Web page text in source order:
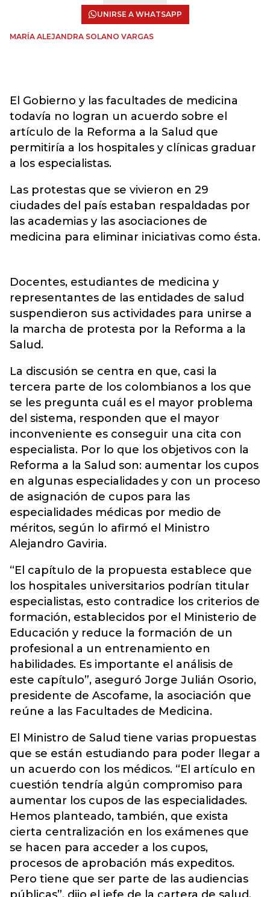
UNIRSE A WHATSAPP
MARÍA ALEJANDRA SOLANO VARGAS
El Gobierno y las facultades de medicina
todavía no logran un acuerdo sobre el
artículo de la Reforma a la Salud que
permitiría a los hospitales y clínicas graduar
a los especialistas.
Las protestas que se vivieron en 29
ciudades del país estaban respaldadas por
las academias y las asociaciones de
medicina para eliminar iniciativas como ésta.
Docentes, estudiantes de medicina y
representantes de las entidades de salud
suspendieron sus actividades para unirse a
la marcha de protesta por la Reforma a la
Salud.
La discusión se centra en que, casi la
tercera parte de los colombianos a los que
se les pregunta cuál es el mayor problema
del sistema, responden que el mayor
inconveniente es conseguir una cita con
especialista. Por lo que los objetivos con la
Reforma a la Salud son: aumentar los cupos
en algunas especialidades y con un proceso
de asignación de cupos para las
especialidades médicas por medio de
méritos, según lo afirmó el Ministro
Alejandro Gaviria.
“El capítulo de la propuesta establece que
los hospitales universitarios podrían titular
especialistas, esto contradice los criterios de
formación, establecidos por el Ministerio de
Educación y reduce la formación de un
profesional a un entrenamiento en
habilidades. Es importante el análisis de
este capítulo”, aseguró Jorge Julián Osorio,
presidente de Ascofame, la asociación que
reúne a las Facultades de Medicina.
El Ministro de Salud tiene varias propuestas
que se están estudiando para poder llegar a
un acuerdo con los médicos. “El artículo en
cuestión tendría algún compromiso para
aumentar los cupos de las especialidades.
Hemos planteado, también, que exista
cierta centralización en los exámenes que
se hacen para acceder a los cupos,
procesos de aprobación más expeditos.
Pero tiene que ser parte de las audiencias